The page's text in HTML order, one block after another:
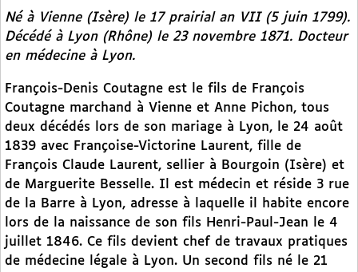
Né à Vienne (Isère) le 17 prairial an VII (5 juin 1799).
Décédé à Lyon (Rhône) le 23 novembre 1871. Docteur
en médecine à Lyon.
François-Denis Coutagne est le fils de François
Coutagne marchand à Vienne et Anne Pichon, tous
deux décédés lors de son mariage à Lyon, le 24 août
1839 avec Françoise-Victorine Laurent, fille de
François Claude Laurent, sellier à Bourgoin (Isère) et
de Marguerite Besselle. Il est médecin et réside 3 rue
de la Barre à Lyon, adresse à laquelle il habite encore
lors de la naissance de son fils Henri-Paul-Jean le 4
juillet 1846. Ce fils devient chef de travaux pratiques
de médecine légale à Lyon. Un second fils né le 21